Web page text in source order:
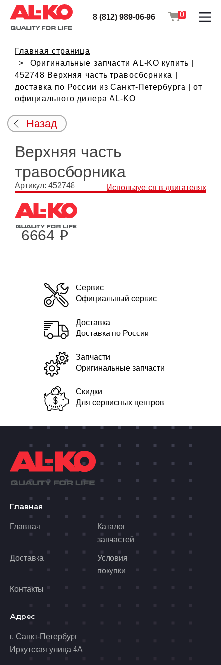
8 (812) 989-06-96 0
Главная страница
Оригинальные запчасти AL-KO купить |
452748 Верхняя часть травосборника |
доставка по России из Санкт-Петербурга | от
официального дилера AL-KO
Назад
Верхняя часть
травосборника
Артикул: 452748 Используется в двигателях
6664 i
Сервис
Официальный сервис
Доставка
Доставка по России
Запчасти
Оригинальные запчасти
Скидки
Для сервисных центров
Главная
Главная
Каталог
запчастей
Доставка
Условия
покупки
Контакты
Адрес
г. Санкт-Петербург
Иркутская улица 4А